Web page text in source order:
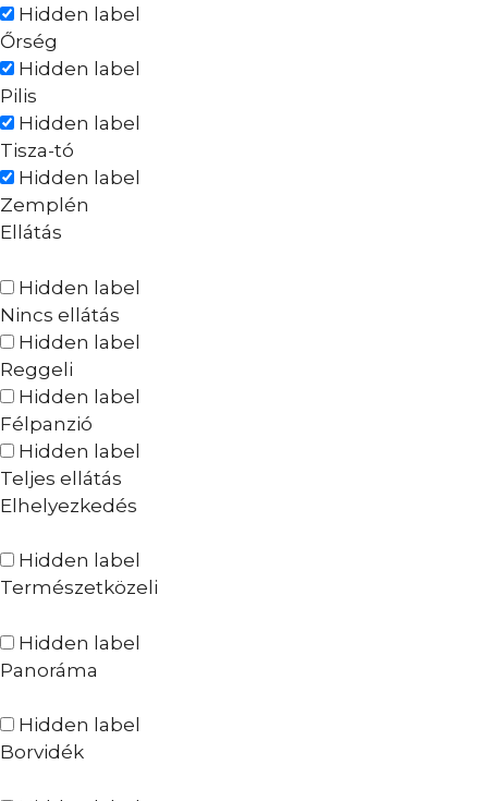
Hidden label
Őrség
Hidden label
Pilis
Hidden label
Tisza-tó
Hidden label
Zemplén
Ellátás
Hidden label
Nincs ellátás
Hidden label
Reggeli
Hidden label
Félpanzió
Hidden label
Teljes ellátás
Elhelyezkedés
Hidden label
Természetközeli
Hidden label
Panoráma
Hidden label
Borvidék